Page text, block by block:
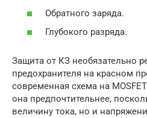
Обратного заряда.
Глубокого разряда.
Защита от КЗ необязательно
предохранителя на красном
современная схема на
она предпочтительнее,
величину тока, но и